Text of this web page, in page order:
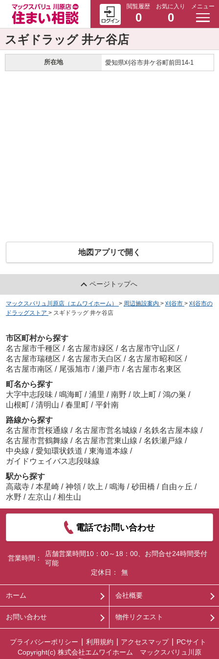
閲覧履歴
0
お気に入り
0
メニュー
スギドラッグ 井ケ谷店
所在地 愛知県刈谷市井ケ谷町前田14-1
地図アプリで開く
ページトップへ
マックスバリュ川原店（エムワイホーム） > 周辺施設案内 > 刈谷市 > 刈谷市の
ドラッグストア > スギドラッグ 井ケ谷店
市区町村から探す
名古屋市千種区 / 名古屋市緑区 / 名古屋市守山区 /
名古屋市瑞穂区 / 名古屋市天白区 / 名古屋市昭和区 /
名古屋市南区 / 尾張旭市 / 瀬戸市 / 名古屋市名東区
町名から探す
大字中志段味 / 鳴海町 / 浦里 / 南野 / 吹上町 / 鴻の巣 /
山根町 / 清明山 / 春里町 / 平針南
路線から探す
名古屋市営桜通線 / 名古屋市営名城線 / 名鉄名古屋本線 /
名古屋市営鶴舞線 / 名古屋市営東山線 / 名鉄瀬戸線 /
中央線 / 愛知環状鉄道 / 東海道本線 /
ガイドウェイバス志段味線
駅から探す
高蔵寺 / 本星崎 / 神領 / 吹上 / 鳴海 / 砂田橋 / 自由ヶ丘 /
水野 / 左京山 / 相生山
電話でお問い合わせ
営業時間：
店舗営業時間10：00～18：00、お問合せ24時間受付
可能
定休日：
無
ホーム 会社概要
お問い合わせ 物件リクエスト
プライバシーポリシー 利用規約 アクセスマップ
PCサイト
Copyright(c) 株式会社エムワイホーム マックスバリュ川原